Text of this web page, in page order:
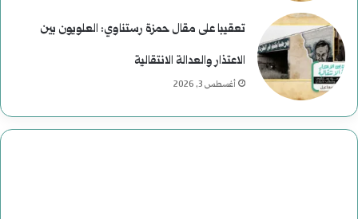
تعقيبا على مقال حمزة رستناوي: العلويون بين
الاعتذار والعدالة الانتقالية
أغسطس 3, 2026